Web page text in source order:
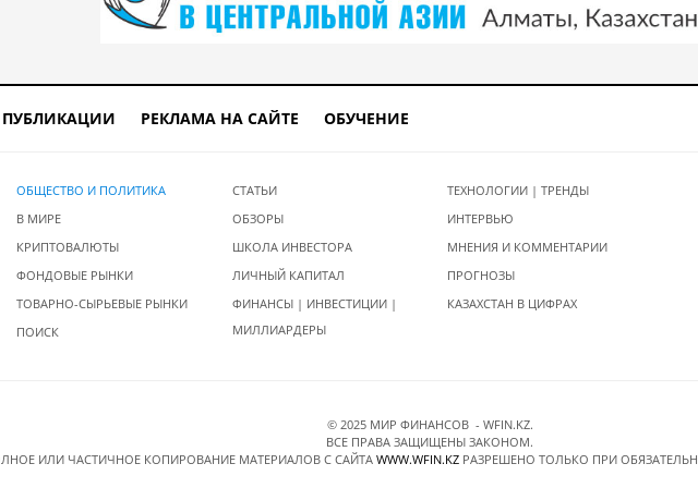
ПУБЛИКАЦИИ РЕКЛАМА НА САЙТЕ ОБУЧЕНИЕ
ОБЩЕСТВО И ПОЛИТИКА
В МИРЕ
КРИПТОВАЛЮТЫ
ФОНДОВЫЕ РЫНКИ
ТОВАРНО-СЫРЬЕВЫЕ РЫНКИ
ПОИСК
СТАТЬИ
ОБЗОРЫ
ШКОЛА ИНВЕСТОРА
ЛИЧНЫЙ КАПИТАЛ
ФИНАНСЫ | ИНВЕСТИЦИИ |
МИЛЛИАРДЕРЫ
ТЕХНОЛОГИИ | ТРЕНДЫ
ИНТЕРВЬЮ
МНЕНИЯ И КОММЕНТАРИИ
ПРОГНОЗЫ
КАЗАХСТАН В ЦИФРАХ
© 2025 МИР ФИНАНСОВ - WFIN.KZ.
ВСЕ ПРАВА ЗАЩИЩЕНЫ ЗАКОНОМ.
ИЛИ ЧАСТИЧНОЕ КОПИРОВАНИЕ МАТЕРИАЛОВ C САЙТА WWW.WFIN.KZ РАЗРЕШЕНО ТОЛЬКО ПРИ